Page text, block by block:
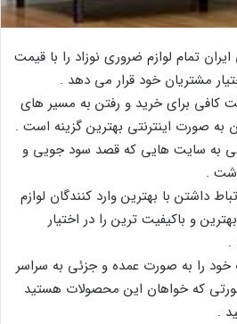
تمام لوازم ضروری نوزاد را با قیمت
مشتریان خود قرار می دهد .
کافی برای خرید و رفتن به مسیر های
به صورت اینترنتی بهترین گزینه است .
به سایت هایی که قصد سود جویی و
.
داشتن با بهترین وارد کنندگان لوازم
و باکیفیت ترین را در اختیار
.
را به صورت عمده و جزئی به سراسر
که خواهان این محصولات هستید
.